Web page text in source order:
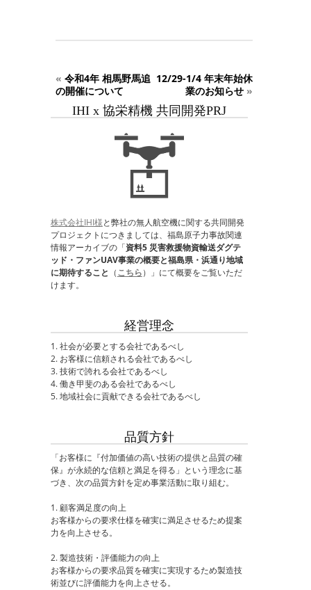
« 令和4年 相馬野馬追
の開催について
12/29-1/4 年末年始休
業のお知らせ »
IHI x 協栄精機 共同開発PRJ
株式会社IHI様と弊社の無人航空機に関する共同開発
プロジェクトにつきましては、福島原子力事故関連
情報アーカイブの「資料5 災害救援物資輸送ダグテ
ッド・ファンUAV事業の概要と福島県・浜通り地域
に期待すること （こちら）」にて概要をご覧いただ
けます。
経営理念
1. 社会が必要とする会社であるべし
2. お客様に信頼される会社であるべし
3. 技術で誇れる会社であるべし
4. 働き甲斐のある会社であるべし
5. 地域社会に貢献できる会社であるべし
品質方針
「お客様に『付加価値の高い技術の提供と品質の確
保』が永続的な信頼と満足を得る」という理念に基
づき、次の品質方針を定め事業活動に取り組む。
1. 顧客満足度の向上
お客様からの要求仕様を確実に満足させるため提案
力を向上させる。
2. 製造技術・評価能力の向上
お客様からの要求品質を確実に実現するため製造技
術並びに評価能力を向上させる。